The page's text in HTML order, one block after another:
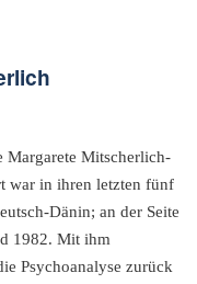
Margarete Mitscherlich-
war in ihren letzten fünf
Dänin; an der Seite
1982. Mit ihm
Psychoanalyse zurück